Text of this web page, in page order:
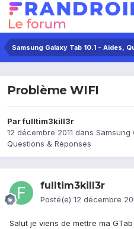
Problème WIFI
Parfulltim3kill3r
12 décembre 2011 dans Samsung
Questions & Réponses
fulltim3kill3r
Posté(e) 12 décembre
Salut je viens de mettre ma GTab